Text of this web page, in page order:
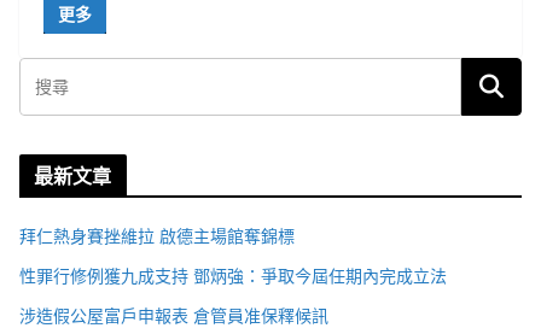
更多
最新文章
拜仁熱身賽挫維拉 啟德主場館奪錦標
性罪行修例獲九成支持 鄧炳強：爭取今屆任期內完成立法
涉造假公屋富戶申報表 倉管員准保釋候訊